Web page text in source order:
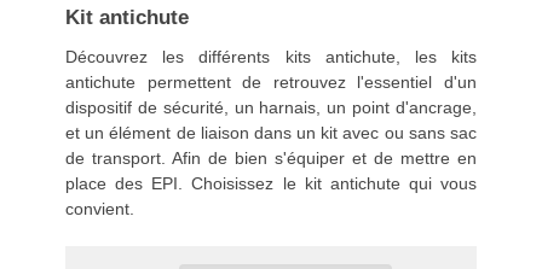
Kit antichute
Découvrez les différents kits antichute, les kits
antichute permettent de retrouvez l'essentiel d'un
dispositif de sécurité, un harnais, un point d'ancrage,
et un élément de liaison dans un kit avec ou sans sac
de transport. Afin de bien s'équiper et de mettre en
place des EPI. Choisissez le kit antichute qui vous
convient.